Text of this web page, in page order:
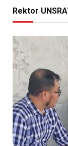
Rektor